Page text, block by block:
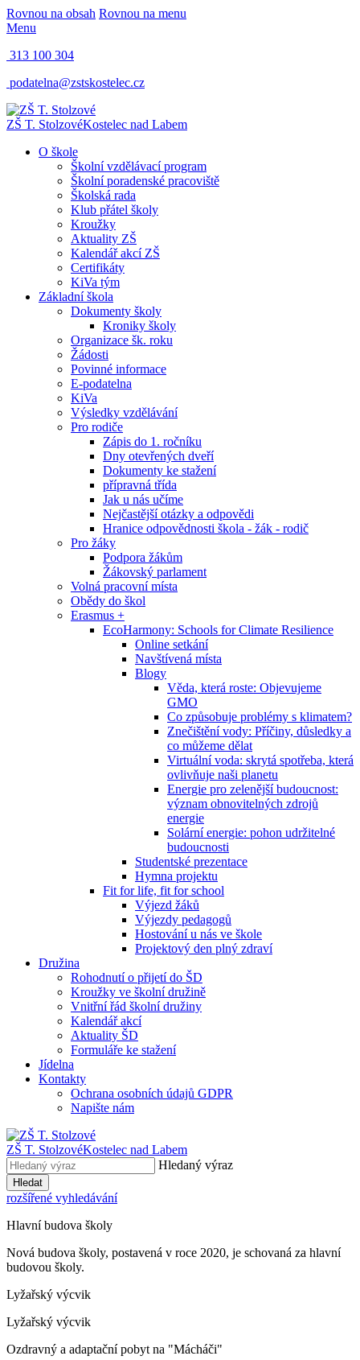
Rovnou na obsah Rovnou na menu
Menu
313 100 304
podatelna@zstskostelec.cz
ZŠ T. StolzovéKostelec nad Labem
O škole
Školní vzdělávací program
Školní poradenské pracoviště
Školská rada
Klub přátel školy
Kroužky
Aktuality ZŠ
Kalendář akcí ZŠ
Certifikáty
KiVa tým
Základní škola
Dokumenty školy
Kroniky školy
Organizace šk. roku
Žádosti
Povinné informace
E-podatelna
KiVa
Výsledky vzdělávání
Pro rodiče
Zápis do 1. ročníku
Dny otevřených dveří
Dokumenty ke stažení
přípravná třída
Jak u nás učíme
Nejčastější otázky a odpovědi
Hranice odpovědnosti škola - žák - rodič
Pro žáky
Podpora žákům
Žákovský parlament
Volná pracovní místa
Obědy do škol
Erasmus +
EcoHarmony: Schools for Climate Resilience
Online setkání
Navštívená místa
Blogy
Věda, která roste: Objevujeme
GMO
Co způsobuje problémy s klimatem?
Znečištění vody: Příčiny, důsledky a
co můžeme dělat
Virtuální voda: skrytá spotřeba, která
ovlivňuje naši planetu
Energie pro zelenější budoucnost:
význam obnovitelných zdrojů
energie
Solární energie: pohon udržitelné
budoucnosti
Studentské prezentace
Hymna projektu
Fit for life, fit for school
Výjezd žáků
Výjezdy pedagogů
Hostování u nás ve škole
Projektový den plný zdraví
Družina
Rohodnutí o přijetí do ŠD
Kroužky ve školní družině
Vnitřní řád školní družiny
Kalendář akcí
Aktuality ŠD
Formuláře ke stažení
Jídelna
Kontakty
Ochrana osobních údajů GDPR
Napište nám
ZŠ T. StolzovéKostelec nad Labem
Hledaný výraz
Hledat
rozšířené vyhledávání
Hlavní budova školy
Nová budova školy, postavená v roce 2020, je schovaná za hlavní
budovou školy.
Lyžařský výcvik
Lyžařský výcvik
Ozdravný a adaptační pobyt na "Mácháči"